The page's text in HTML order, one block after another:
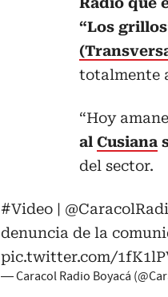
“Los
totalmente
“Hoy
al Cusiana
del sector.
#Video |
denuncia de la
pic.twitter.com/
— Caracol Radio Boyacá